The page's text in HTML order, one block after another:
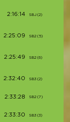
2:16:14 SBJ (2)
2:25:09 SB2 (5)
2:25:49 SB2 (6)
2:32:40 SB3 (2)
2:33:28 SB2 (7)
2:33:30 SB3 (3)